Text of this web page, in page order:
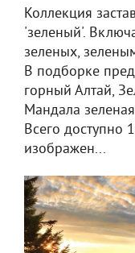
Коллекция
'зеленый'.
зеленых,
В подборке
горный Алтай,
Мандала
Всего доступно
изображен...